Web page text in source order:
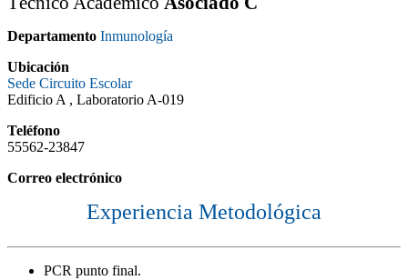
Departamento Inmunología
Ubicación
Sede Circuito Escolar
Edificio A , Laboratorio A-019
Teléfono
55562-23847
Correo electrónico
Experiencia Metodológica
PCR punto final.